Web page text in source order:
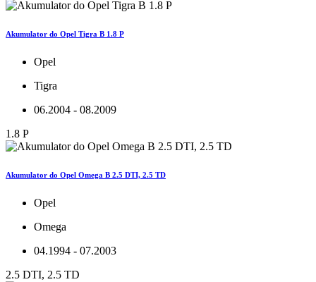
Akumulator do Opel Tigra B 1.8 P
Opel
Tigra
06.2004 - 08.2009
1.8 P
Akumulator do Opel Omega B 2.5 DTI, 2.5 TD
Opel
Omega
04.1994 - 07.2003
2.5 DTI, 2.5 TD